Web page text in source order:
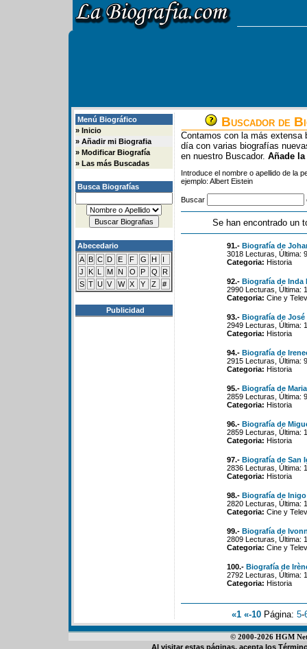
Menú Biográfico
» Inicio
» Añadir mi Biografia
» Modificar Biografía
» Las más Buscadas
Busca Biografías
Abecedario
A B C D E F G H
I
J
K L M N O P Q
R
S T U V W X Y Z #
Publicidad
Buscador de
Contamos con la más extensa
día con varias biografías
en nuestro Buscador. Añade
Introduce el nombre o apellido de la
ejemplo: Albert Eistein
Buscar
Se han encontrado un
91.- Biografía de
3018 Lecturas, Última:
Categoria: Historia
92.- Biografía de Inda
2990 Lecturas, Última:
Categoria: Cine y
93.- Biografía de José
2949 Lecturas, Última:
Categoria: Historia
94.- Biografía de
2915 Lecturas, Última:
Categoria: Historia
95.- Biografía de
2859 Lecturas, Última:
Categoria: Historia
96.- Biografía de
2859 Lecturas, Última:
Categoria: Historia
97.- Biografía de San
2836 Lecturas, Última:
Categoria: Historia
98.- Biografía de
2820 Lecturas, Última:
Categoria: Cine y
99.- Biografía de
2809 Lecturas, Última:
Categoria: Cine y
100.- Biografía de
2792 Lecturas, Última:
Categoria: Historia
«1 «-10 Página: 5-
© 2000-2026 HGM
Al visitar estas páginas, acepta los